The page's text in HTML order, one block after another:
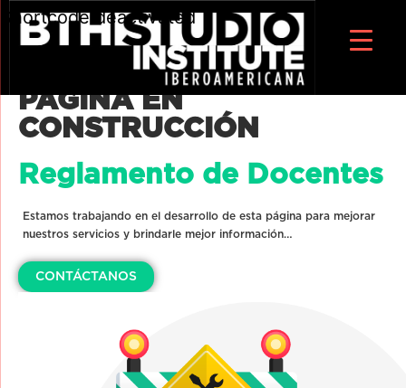
Shortcode deactivated
PÁGINA EN
CONSTRUCCIÓN
Reglamento de Docentes
Estamos trabajando en el desarrollo de esta página para mejorar
nuestros servicios y brindarle mejor información…
CONTÁCTANOS